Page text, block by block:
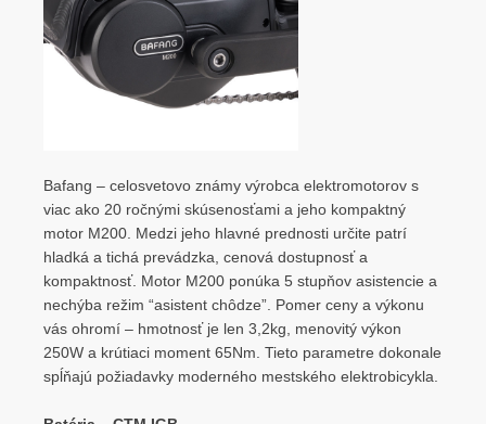
Bafang – celosvetovo známy výrobca elektromotorov s
viac ako 20 ročnými skúsenosťami a jeho kompaktný
motor M200. Medzi jeho hlavné prednosti určite patrí
hladká a tichá prevádzka, cenová dostupnosť a
kompaktnosť. Motor M200 ponúka 5 stupňov asistencie a
nechýba režim “asistent chôdze”. Pomer ceny a výkonu
vás ohromí – hmotnosť je len 3,2kg, menovitý výkon
250W a krútiaci moment 65Nm. Tieto parametre dokonale
spĺňajú požiadavky moderného mestského elektrobicykla.